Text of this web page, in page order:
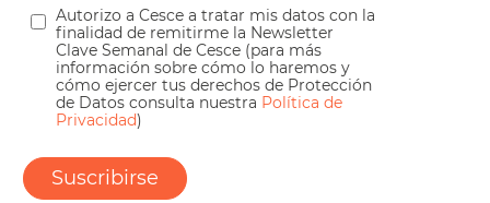
Autorizo a Cesce a tratar mis datos con la
finalidad de remitirme la Newsletter
Clave Semanal de Cesce (para más
información sobre cómo lo haremos y
cómo ejercer tus derechos de Protección
de Datos consulta nuestra Política de
Privacidad)